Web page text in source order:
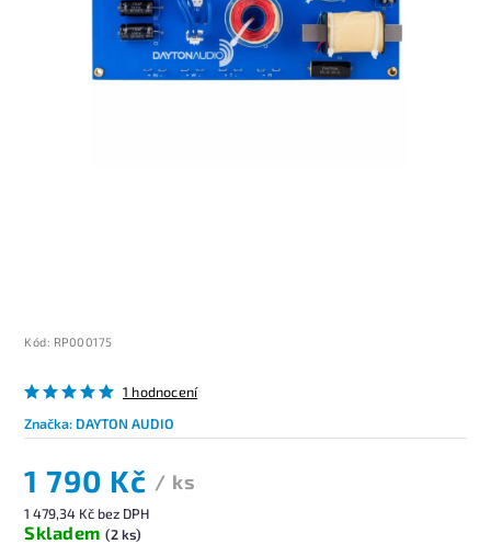
Kód: RP000175
1 hodnocení
Značka: DAYTON AUDIO
1 790 Kč / ks
1 479,34 Kč bez DPH
Skladem (2 ks)